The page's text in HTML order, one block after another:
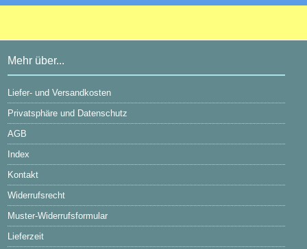
Mehr über...
Liefer- und Versandkosten
Privatsphäre und Datenschutz
AGB
Index
Kontakt
Widerrufsrecht
Muster-Widerrufsformular
Lieferzeit